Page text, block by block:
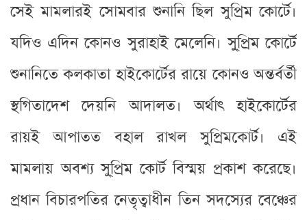
সেই মামলারই সোমবার শুনানি ছিল সুপ্রিম কোর্টে।
যদিও এদিন কোনও সুরাহাই মেলেনি। সু্প্রিম কোর্টে
শুনানিতে কলকাতা হাইকোর্টের রায়ে কোনও অন্তর্বর্তী
স্থগিতাদেশ দেয়নি আদালত। অর্থাৎ হাইকোর্টের
রায়ই আপাতত বহাল রাখল সুপ্রিমকোর্ট। এই
মামলায় অবশ্য সু্প্রিম কোর্ট বিস্ময় প্রকাশ করেছে।
প্রধান বিচারপতির নেতৃত্বাধীন তিন সদস্যের বেঞ্চের